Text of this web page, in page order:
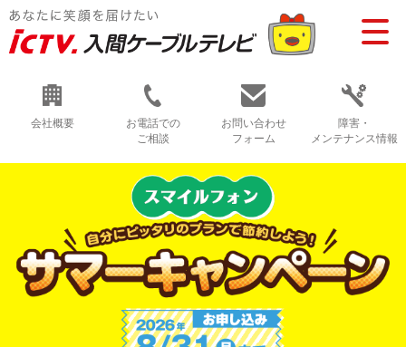
会社概要
お電話での
ご相談
お問い合わせ
フォーム
障害・
メンテナンス情報